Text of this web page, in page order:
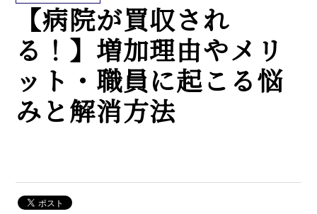
【病院が買収され
る！】増加理由やメリ
ット・職員に起こる悩
みと解消方法